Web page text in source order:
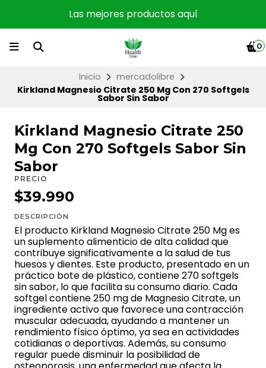
Las mejores productos aquí
0
Inicio
mercadolibre
Kirkland Magnesio Citrate 250 Mg Con 270 Softgels
Sabor Sin Sabor
Kirkland Magnesio Citrate 250
Mg Con 270 Softgels Sabor Sin
Sabor
PRECIO
$39.990
DESCRIPCIÓN
El producto Kirkland Magnesio Citrate 250 Mg es
un suplemento alimenticio de alta calidad que
contribuye significativamente a la salud de tus
huesos y dientes. Este producto, presentado en un
práctico bote de plástico, contiene 270 softgels
sin sabor, lo que facilita su consumo diario. Cada
softgel contiene 250 mg de Magnesio Citrate, un
ingrediente activo que favorece una contracción
muscular adecuada, ayudando a mantener un
rendimiento físico óptimo, ya sea en actividades
cotidianas o deportivas. Además, su consumo
regular puede disminuir la posibilidad de